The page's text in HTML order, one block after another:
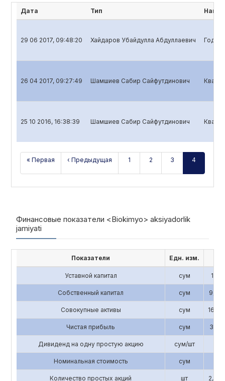
Дата Тип
29 06 2017, 09:48:20 Хайдаров Убайдулла Абдуллаевич
26 04 2017, 09:27:49 Шамшиев Сабир Сайфутдинович
25 10 2016, 16:38:39 Шамшиев Сабир Сайфутдинович
« Первая ‹ Предыдущая 1 2 3 4
Финансовые показатели <Biokimyo> aksiyadorlik
jamiyati
Показатели Едн. изм.
Уставной капитал сум
Собственный капитал сум
Совокупные активы сум
Чистая прибыль сум
Дивиденд на одну простую акцию сум/шт
Номинальная стоимость сум
Количество простых акций шт